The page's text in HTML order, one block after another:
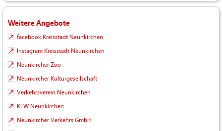
Weitere Angebote
facebook Kreisstadt Neunkirchen
Instagram Kreisstadt Neunkirchen
Neunkircher Zoo
Neunkircher Kulturgesellschaft
Verkehrsverein Neunkirchen
KEW Neunkirchen
Neunkircher Verkehrs GmbH